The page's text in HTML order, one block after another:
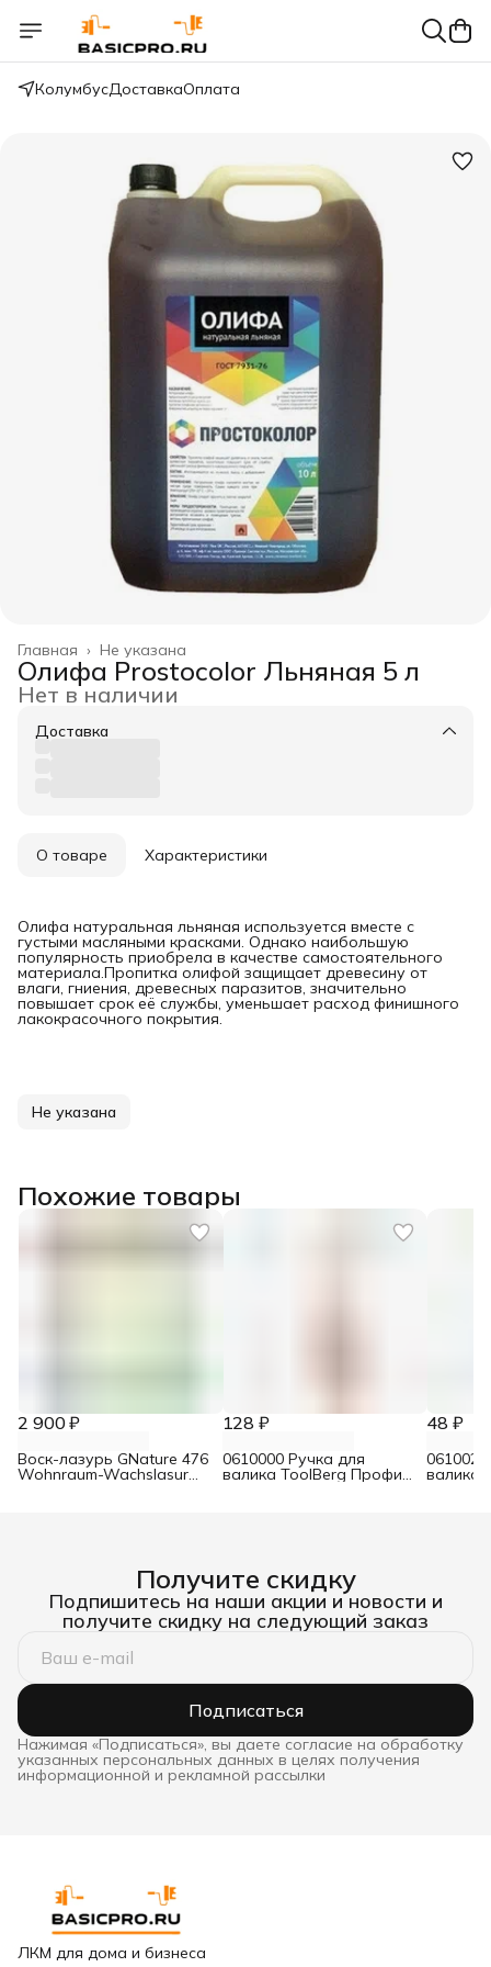
КолумбусДоставкаОплата
Не указана
Главная ›
Олифа Prostocolor Льняная 5 л
Нет в наличии
Доставка
О товаре Характеристики
Олифа натуральная льняная используется вместе с
густыми масляными красками. Однако наибольшую
популярность приобрела в качестве самостоятельного
материала.Пропитка олифой защищает древесину от
влаги, гниения, древесных паразитов, значительно
повышает срок её службы, уменьшает расход финишного
лакокрасочного покрытия.
Не указана
Похожие товары
2 900 ₽
Воск-лазурь GNature 476
Wohnraum-Wachslasur
128 ₽
0610000 Ручка для
валика ToolBerg Профи
48 ₽
валика
Получите скидку
Подпишитесь на наши акции и новости и
получите скидку на следующий заказ
Подписаться
Нажимая «Подписаться», вы даете согласие на обработку
указанных персональных данных в целях получения
информационной и рекламной рассылки
ЛКМ для дома и бизнеса